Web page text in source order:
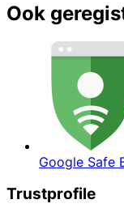
Ook
Google Safe
Trustprofile